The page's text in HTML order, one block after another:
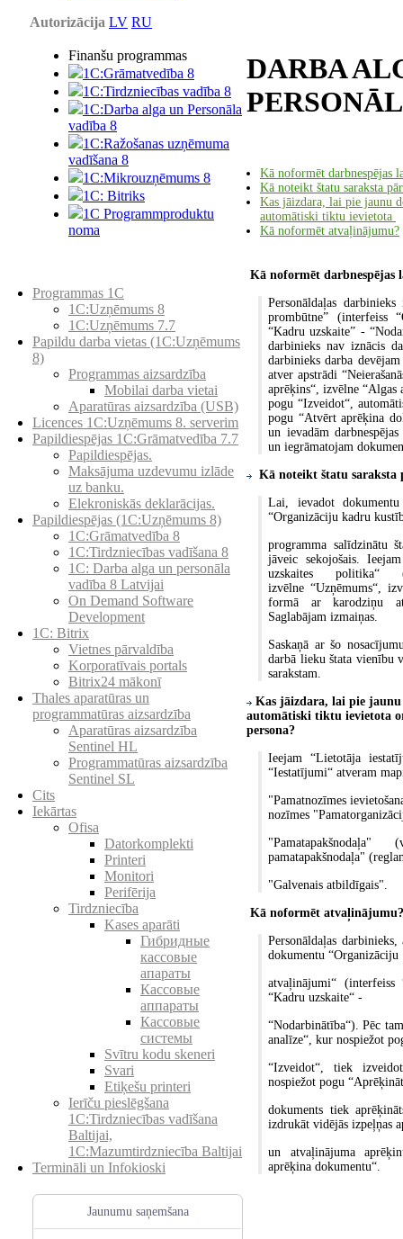
Autorizācija LV RU
Finanšu programmas
1C:Grāmatvedība 8
1C:Tirdzniecības vadība 8
1C:Darba alga un Personāla
vadība 8
1C:Ražošanas uzņēmuma
vadīšana 8
1С:Мikrouzņēmums 8
1C: Bitriks
1C Programmproduktu
noma
Programmas 1C
1C:Uzņēmums 8
1C:Uzņēmums 7.7
Papildu darba vietas (1C:Uzņēmums
8)
Programmas aizsardzība
Mobilai darba vietai
Aparatūras aizsardzība (USB)
Licences 1C:Uzņēmums 8. serverim
Papildiespējas 1C:Grāmatvedība 7.7
Papildiespējas.
Maksājuma uzdevumu izlāde
uz banku.
Elekroniskās deklarācijas.
Papildiespējas (1C:Uzņēmums 8)
1C:Grāmatvedība 8
1C:Tirdzniecības vadīšana 8
1С: Darba alga un personāla
vadība 8 Latvijai
On Demand Software
Development
1C: Bitrix
Vietnes pārvaldība
Korporatīvais portals
Bitrix24 mākonī
Thales aparatūras un
programmatūras aizsardzība
Aparatūras aizsardzība
Sentinel HL
Programmatūras aizsardzība
Sentinel SL
Cits
Iekārtas
Ofisa
Datorkomplekti
Printeri
Monitori
Perifērija
Tirdzniecība
Kases aparāti
Гибридные
кассовые
апараты
Кассовые
аппараты
Кассовые
системы
Svītru kodu skeneri
Svari
Etiķešu printeri
Ierīču pieslēgšana
1C:Tirdzniecības vadīšana
Baltijai,
1C:Mazumtirdzniecība Baltijai
Termināli un Infokioski
Jaunumu saņemšana
DARBA
Kā noformēt darbnespējas
Kā noteikt štatu saraksta
Kas jāizdara, lai pie jaunu
automātiski tiktu ievietota
Kā noformēt atvaļinājumu?
Kā noformēt darbnespējas
Personāldaļas
prombūtne” (interfeiss
“Kadru uzskaite” -
darbinieks nav iznācis
darbinieks darba
atver apstrādi
aprēķins“, izvēlne “Algas
pogu “Izveidot“,
pogu “Atvērt aprēķina
un ievadām
un iegrāmatojam
Kā noteikt štatu saraksta
Lai, ievadot dokumentu
“Organizāciju kadru
programma salīdzinātu
jāveic sekojošais.
uzskaites politika“
izvēlne“Uzņēmums“,
formā ar karodziņu
Saglabājam izmaiņas.
Saskaņā ar šo
darbā lieku štata vienību
sarakstam.
Kas jāizdara, lai pie
automātiski tiktu ievietota
persona?
Ieejam “Lietotāja
“Iestatījumi“ atveram
"Pamatnozīmes
nozīmes
"Pamatapakšnodaļa"
pamatapakšnodaļa"
"Galvenais atbildīgais".
Kā noformēt atvaļinājumu?
Personāldaļas
dokumentu “Organizāciju
atvaļinājumi“ (interfeiss
“Kadru uzskaite“ -
“Nodarbinātība“). Pēc
analīze“, kur nospiežot
“Izveidot“, tiek
nospiežot pogu
dokuments tiek
izdrukāt vidējās izpeļņas
un atvaļinājuma
aprēķina dokumentu“.